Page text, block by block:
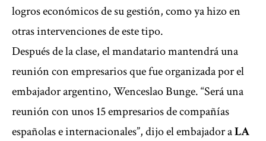
logros económicos de su gestión, como ya hizo en
otras intervenciones de este tipo.
Después de la clase, el mandatario mantendrá una
reunión con empresarios que fue organizada por el
embajador argentino, Wenceslao Bunge. “Será una
reunión con unos 15 empresarios de compañías
españolas e internacionales”, dijo el embajador aLA